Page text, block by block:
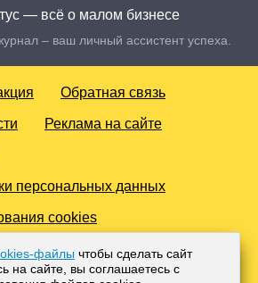
— всё о малом бизнесе
– ваш личный ассистент успеха.
Обратная связь
Реклама на сайте
персональных данных
cookies
защищены. Для лиц старше 18 лет.
и тиражирование в сети
изданиях без согласования с
файлы чтобы сделать сайт
на сайте, вы соглашаетесь с